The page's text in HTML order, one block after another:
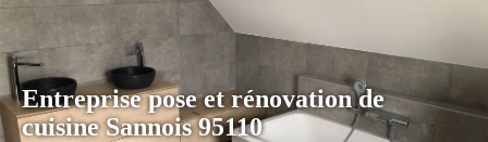
Entreprise pose et rénovation de
cuisine Sannois 95110